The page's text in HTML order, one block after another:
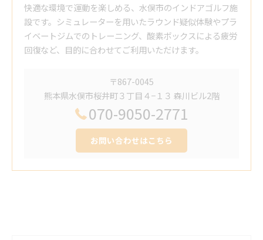
快適な環境で運動を楽しめる、水俣市のインドアゴルフ施
設です。シミュレーターを用いたラウンド疑似体験やプラ
イベートジムでのトレーニング、酸素ボックスによる疲労
回復など、目的に合わせてご利用いただけます。
〒867-0045
熊本県水俣市桜井町３丁目４−１３ 森川ビル2階
070-9050-2771
お問い合わせはこちら